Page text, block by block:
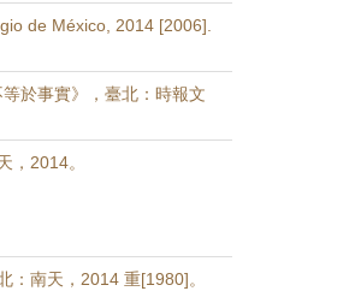
de México, 2014 [2006].
於事實》，臺北：時報文
，2014。
：南天，2014 重[1980]。